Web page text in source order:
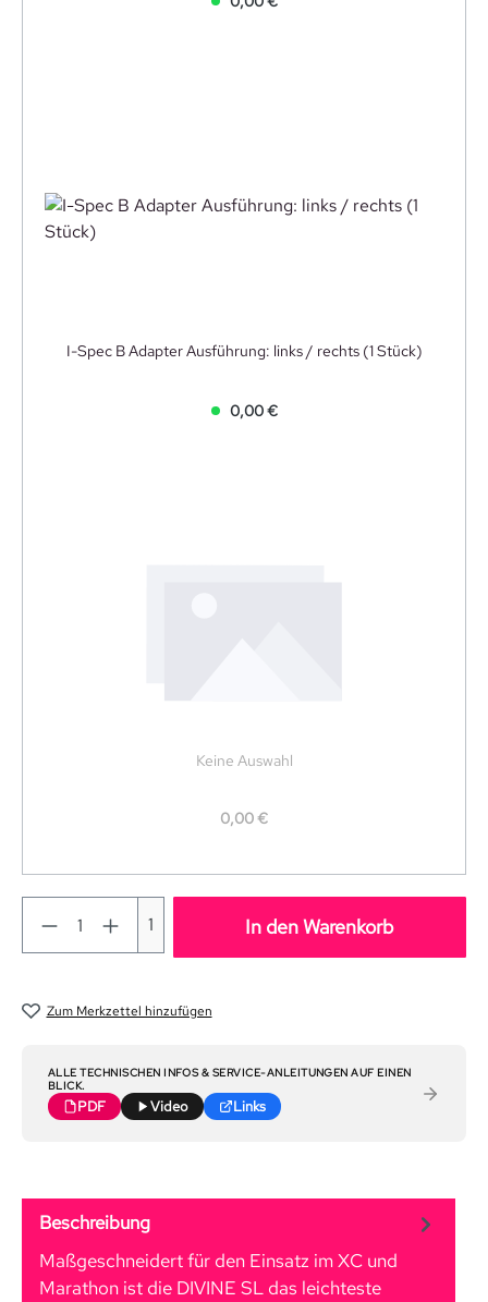
I-Spec B Adapter Ausführung: links / rechts (1 Stück)
0,00 €
Keine Auswahl
0,00 €
1 In den Warenkorb
Zum Merkzettel hinzufügen
ALLE TECHNISCHEN INFOS & SERVICE-ANLEITUNGEN AUF EINEN
BLICK.
PDF Video Links
Beschreibung
Maßgeschneidert für den Einsatz im XC und
Marathon ist die DIVINE SL das leichteste